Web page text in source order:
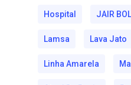
Hospital JAIR
Lamsa Lava Jato
Linha Amarela